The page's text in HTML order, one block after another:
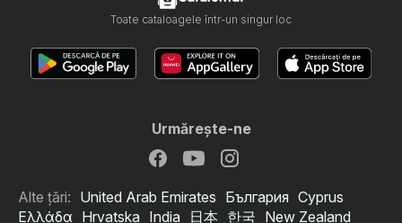
Toate cataloagele într-un singur loc
Urmăreşte-ne
Alte țări: United Arab Emirates България Cyprus
Ελλάδα Hrvatska India 日本 한국 New Zealand